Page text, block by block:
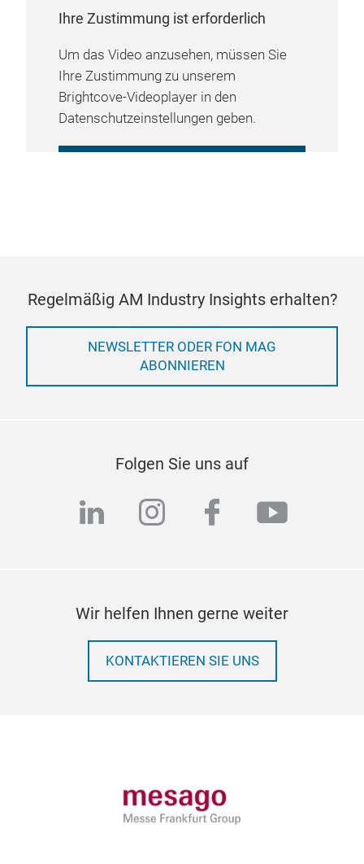
Ihre Zustimmung ist erforderlich
Um das Video anzusehen, müssen Sie
Ihre Zustimmung zu unserem
Brightcove-Videoplayer in den
Datenschutzeinstellungen geben.
Regelmäßig AM Industry Insights erhalten?
NEWSLETTER ODER FON MAG
ABONNIEREN
Folgen Sie uns auf
linkedininstagram
facebook
Wir helfen Ihnen gerne weiter
KONTAKTIEREN SIE UNS